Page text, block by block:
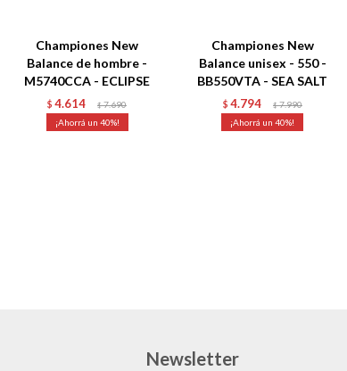
Championes New
Balance de hombre -
M5740CCA - ECLIPSE
$ 4.614 $ 7.690
40
Championes New
Balance unisex - 550 -
BB550VTA - SEA SALT
$ 4.794 $ 7.990
40
Newsletter